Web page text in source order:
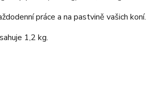
práce a na pastvině vašich koní.
1,2 kg.